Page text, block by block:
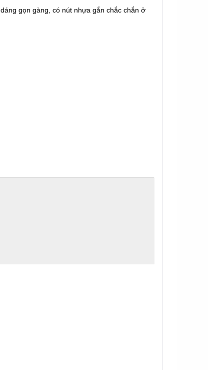
gọn gàng, có nút nhựa gắn chắc chắn ở